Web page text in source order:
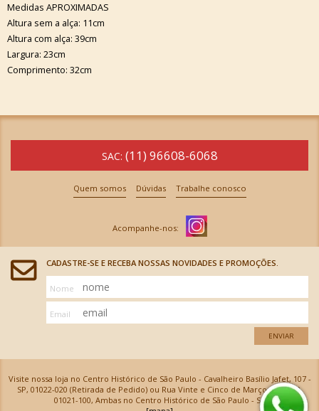
Medidas APROXIMADAS
Altura sem a alça: 11cm
Altura com alça: 39cm
Largura: 23cm
Comprimento: 32cm
SAC: (11) 96608-6068
Quem somos Dúvidas Trabalhe conosco
CADASTRE-SE E RECEBA NOSSAS NOVIDADES E PROMOÇÕES.
Nome
Email
ENVIAR
Visite nossa loja no Centro Histórico de São Paulo - Cavalheiro Basílio Jafet, 107 -
SP, 01022-020 (Retirada de Pedido) ou Rua Vinte e Cinco de Março, 576 - SP,
01021-100, Ambas no Centro Histórico de São Paulo - SP